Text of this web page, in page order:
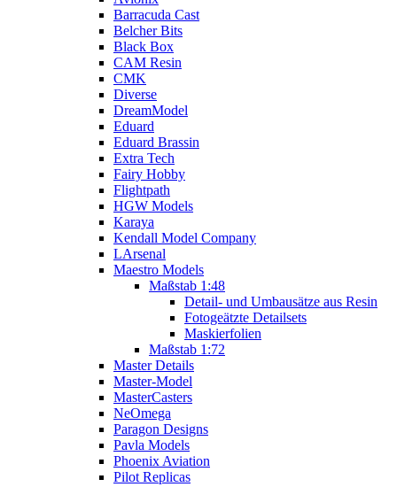
Barracuda Cast
Belcher Bits
Black Box
CAM Resin
CMK
Diverse
DreamModel
Eduard
Eduard Brassin
Extra Tech
Fairy Hobby
Flightpath
HGW Models
Karaya
Kendall Model Company
LArsenal
Maestro Models
Maßstab 1:48
Detail- und Umbausätze aus Resin
Fotogeätzte Detailsets
Maskierfolien
Maßstab 1:72
Master Details
Master-Model
MasterCasters
NeOmega
Paragon Designs
Pavla Models
Phoenix Aviation
Pilot Replicas